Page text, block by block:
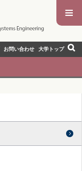
≡
お問い合わせ 大学トップ